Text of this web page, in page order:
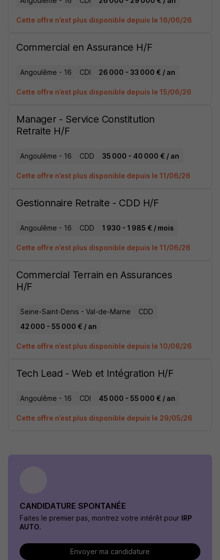
Cette offre n’est plus disponible depuis le 16/06/26
Commercial en Assurance H/F
Angoulême - 16 CDI 26 000 - 33 000 € / an
Cette offre n’est plus disponible depuis le 15/06/26
Manager - Service Constitution
Retraite H/F
Angoulême - 16 CDD 35 000 - 40 000 € / an
Cette offre n’est plus disponible depuis le 11/06/26
Gestionnaire Retraite - CDD H/F
Angoulême - 16 CDD 1 930 - 1 985 € / mois
Cette offre n’est plus disponible depuis le 11/06/26
Commercial Terrain en Assurances
H/F
Seine-Saint-Denis - Val-de-Marne
CDD
42 000 - 55 000 € / an
Cette offre n’est plus disponible depuis le 10/06/26
Tech Lead - Web et Intégration H/F
Angoulême - 16 CDI 45 000 - 55 000 € / an
Cette offre n’est plus disponible depuis le 29/05/26
CANDIDATURE SPONTANÉE
Faites le premier pas, montrez votre intérêt pour IRP
AUTO.
Envoyer ma candidature